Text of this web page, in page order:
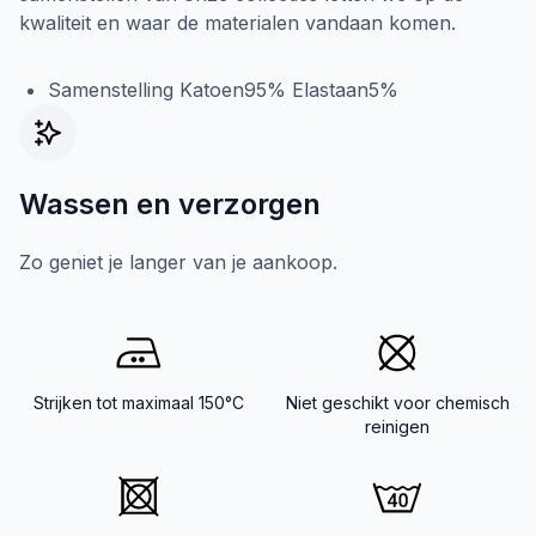
kwaliteit en waar de materialen vandaan komen.
Samenstelling Katoen95% Elastaan5%
Wassen en verzorgen
Zo geniet je langer van je aankoop.
Strijken tot maximaal 150°C
Niet geschikt voor chemisch
reinigen